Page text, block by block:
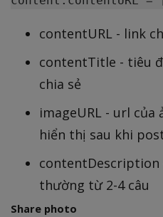
contentURL - link
contentTitle - tiêu
chia sẻ
imageURL - url
hiển thị sau khi
contentDescription
thường từ 2-4 câu
Share photo